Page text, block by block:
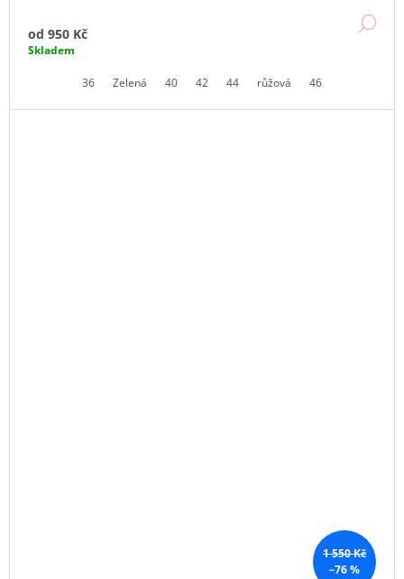
od 950 Kč
Skladem
36 Zelená 40 42 44 růžová 46
1 550 Kč
–76 %